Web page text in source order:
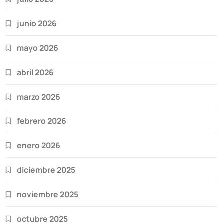
junio 2026
mayo 2026
abril 2026
marzo 2026
febrero 2026
enero 2026
diciembre 2025
noviembre 2025
octubre 2025